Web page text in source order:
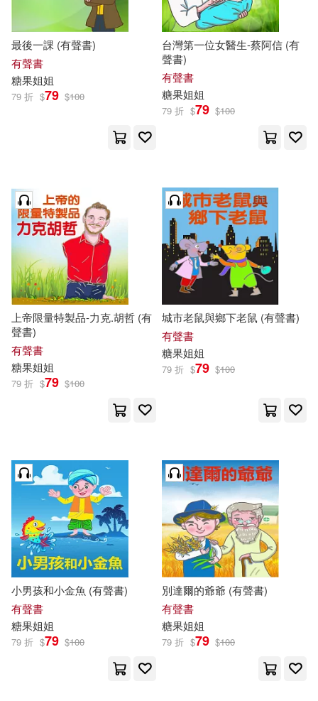
最後一課 (有聲書)
有聲書
糖果姐姐
79 折 $79 $100
台灣第一位女醫生-蔡阿信 (有
聲書)
有聲書
糖果姐姐
79 折 $79 $100
上帝限量特製品-力克.胡哲 (有
聲書)
有聲書
糖果姐姐
79 折 $79 $100
城市老鼠與鄉下老鼠 (有聲書)
有聲書
糖果姐姐
79 折 $79 $100
小男孩和小金魚 (有聲書)
有聲書
糖果姐姐
79 折 $79 $100
別達爾的爺爺 (有聲書)
有聲書
糖果姐姐
79 折 $79 $100